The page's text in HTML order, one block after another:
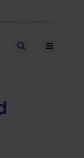
Stellen finden